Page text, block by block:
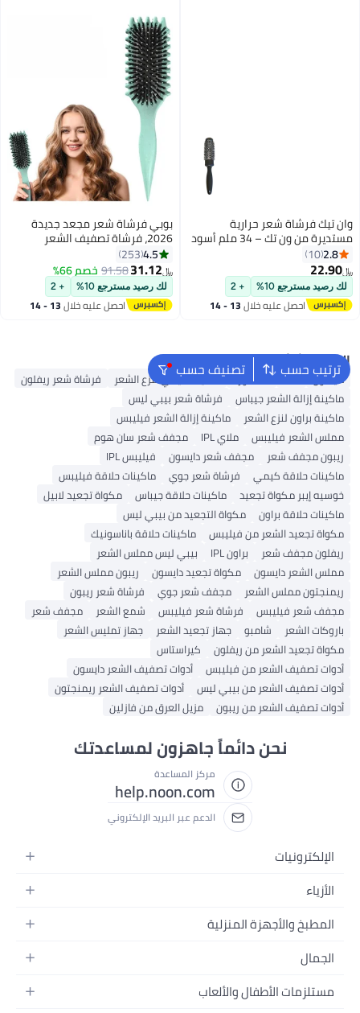
وان تيك فرشاة شعر حرارية
مستديرة من ون تك – 34 ملم أسود
| فرشاة احترافية مقاومة للحرارة
لتجفيف الشعر وتكثيفه وتصفيفه
بسلاسة
2.8
10
﷼‏22.90
لك رصيد مسترجع 10% + 2
احصل عليه خلال 13 - 14
بوبي فرشاة شعر مجعد جديدة
2026، فرشاة تصفيف الشعر
المرتدة، فرشاة فك تشابك الشعر
الرطب والجاف، الأداة الأساسية
لتشكيل وتصفيف تجعيد الشعر،
وتحقيق تجعيدات محددة تمامًا
(أخضر)
4.5
253
﷼‏31.12
91.58خصم 66%
لك رصيد مسترجع 10% + 2
احصل عليه خلال 13 - 14
ترتيب حسب تصنيف حسب البحث الشائع
دايسون K18 ماء الورد ماكينة كيمي لنزع الشعر
فرشاة شعر ريفلون
ماكينة إزالة الشعر جيباس
فرشاة شعر بيبي ليس
ماكينة براون لنزع الشعر
ماكينة إزالة الشعر فيليبس
مملس الشعر فيليبس
ملاي IPL
مجفف شعر سان هوم
ريبون مجفف شعر
مجفف شعر دايسون
فيليبس IPL
ماكينات حلاقة كيمي
فرشاة شعر جوي
ماكينات حلاقة فيليبس
خوسيه إيبر مكواة تجعيد
ماكينات حلاقة جيباس
مكواة تجعيد لابيل
ماكينات حلاقة براون
مكواة التجعيد من بيبي ليس
مكواة تجعيد الشعر من فيليبس
ماكينات حلاقة باناسونيك
ريفلون مجفف شعر
براون IPL
بيبي ليس مملس الشعر
مملس الشعر دايسون
مكواة تجعيد دايسون
ريبون مملس الشعر
ريمنجتون مملس الشعر
مجفف شعر جوي
فرشاة شعر ريبون
مجفف شعر فيليبس
فرشاة شعر فيليبس شمع الشعر
مجفف شعر
باروكات الشعر
شامبو جهاز تجعيد الشعر
جهاز تمليس الشعر
مكواة تجعيد الشعر من ريفلون
كيراستاس
أدوات تصفيف الشعر من فيليبس
أدوات تصفيف الشعر دايسون
أدوات تصفيف الشعر من بيبي ليس
أدوات تصفيف الشعر ريمنجتون
أدوات تصفيف الشعر من ريبون
مزيل العرق من فازلين
نحن دائماً جاهزون لمساعدتك
مركز المساعدة
help.noon.com
الدعم عبر البريد الإلكتروني
الإلكترونيات
الجوالات
اللابتوبات
الأجهزة المنزلية
التلفزيونات
الأزياء
أزياء نسائية
أزياء البنات
أزياء الأولاد
المطبخ والأجهزة المنزلية
الحمام
المطبخ والسفرة
الجمال
العطور
مستلزمات الأطفال والألعاب